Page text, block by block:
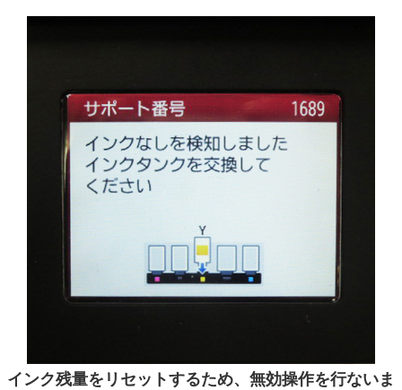
インク残量をリセットするため、無効操作を行ないま